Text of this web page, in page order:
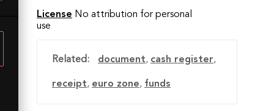
License No attribution for personal
use
Related: document, cash register,
receipt, euro zone, funds